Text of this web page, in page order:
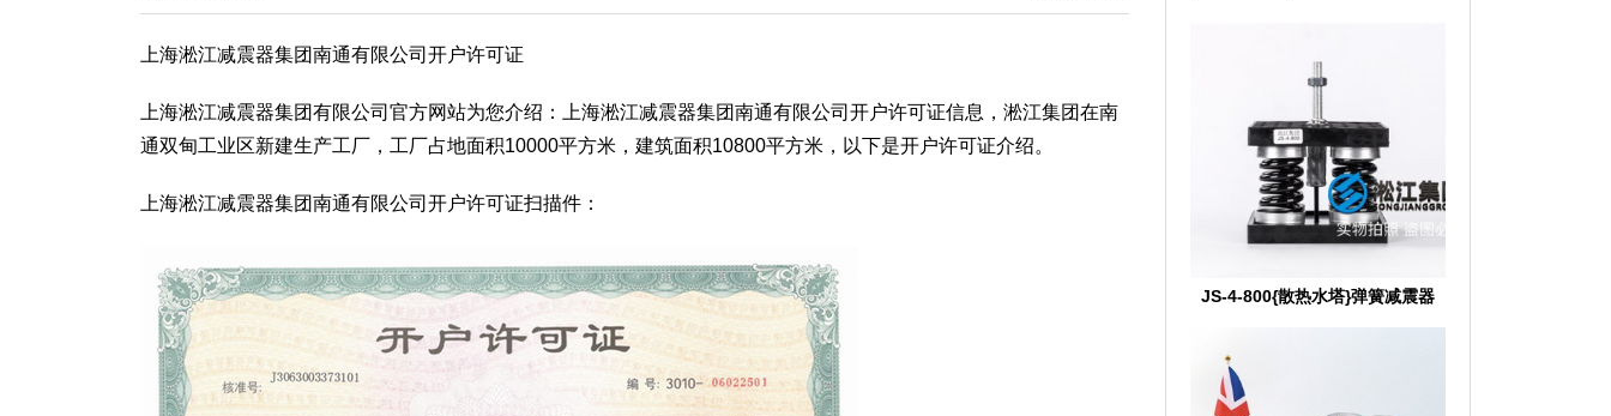
上海淞江减震器集团南通有限公司开户许可证
上海淞江减震器集团有限公司官方网站为您介绍：上海淞江减震器集团南通有限公司开户许可证信息，淞江集团在南
通双甸工业区新建生产工厂，工厂占地面积10000平方米，建筑面积10800平方米，以下是开户许可证介绍。
上海淞江减震器集团南通有限公司开户许可证扫描件：
JS-4-800{散热水塔}弹簧减震器